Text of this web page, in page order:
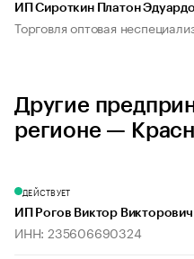
ИП Сироткин Платон
Торговля оптовая
Другие
регионе —
ДЕЙСТВУЕТ
ИП Рогов Виктор Викторович
ИНН: 235606690324